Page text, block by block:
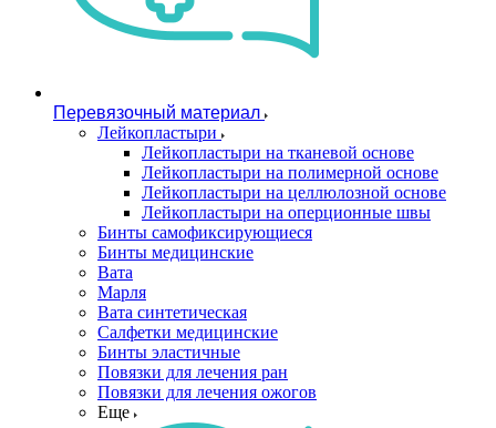
Перевязочный материал
Лейкопластыри
Лейкопластыри на тканевой основе
Лейкопластыри на полимерной основе
Лейкопластыри на целлюлозной основе
Лейкопластыри на оперционные швы
Бинты самофиксирующиеся
Бинты медицинские
Вата
Марля
Вата синтетическая
Салфетки медицинские
Бинты эластичные
Повязки для лечения ран
Повязки для лечения ожогов
Еще